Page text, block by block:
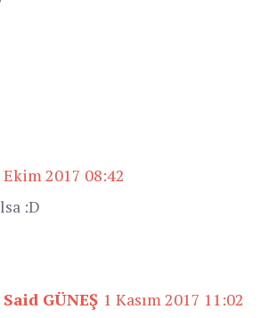
Ekim 2017 08:42
:D
GÜNEŞ 1 Kasım 2017 11:02